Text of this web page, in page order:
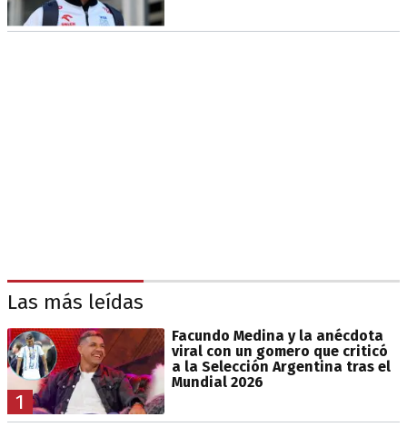
Las más leídas
1
Facundo Medina y la anécdota
viral con un gomero que criticó
a la Selección Argentina tras el
Mundial 2026